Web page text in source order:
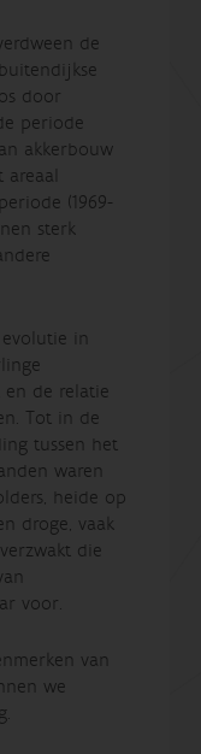
de
door
periode
akkerbouw
(1969-
sterk
in
de relatie
Tot in de
tussen het
waren
heide op
droge, vaak
die
voor.
van
we